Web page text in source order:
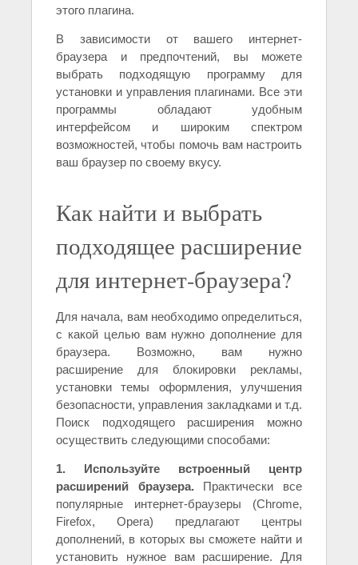
этого плагина.
В зависимости от вашего интернет-
браузера и предпочтений, вы можете
выбрать подходящую программу для
установки и управления плагинами. Все эти
программы обладают удобным
интерфейсом и широким спектром
возможностей, чтобы помочь вам настроить
ваш браузер по своему вкусу.
Как найти и выбрать
подходящее расширение
для интернет-браузера?
Для начала, вам необходимо определиться,
с какой целью вам нужно дополнение для
браузера. Возможно, вам нужно
расширение для блокировки рекламы,
установки темы оформления, улучшения
безопасности, управления закладками и т.д.
Поиск подходящего расширения можно
осуществить следующими способами:
1. Используйте встроенный центр
расширений браузера.Практически все
популярные интернет-браузеры (Chrome,
Firefox, Opera) предлагают центры
дополнений, в которых вы сможете найти и
установить нужное вам расширение. Для